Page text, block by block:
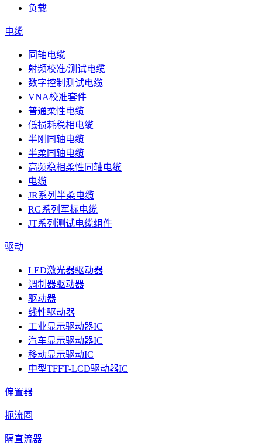
负载
电缆
同轴电缆
射频校准/测试电缆
数字控制测试电缆
VNA校准套件
普通柔性电缆
低损耗稳相电缆
半刚同轴电缆
半柔同轴电缆
高频稳相柔性同轴电缆
电缆
JR系列半柔电缆
RG系列军标电缆
JT系列测试电缆组件
驱动
LED激光器驱动器
调制器驱动器
驱动器
线性驱动器
工业显示驱动器IC
汽车显示驱动器IC
移动显示驱动IC
中型TFFT-LCD驱动器IC
偏置器
扼流圈
隔直流器